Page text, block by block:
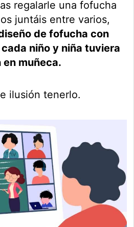
regalarle una fofucha
juntáis entre varios,
de fofucha con
niño y niña tuviera
muñeca.
ilusión tenerlo.